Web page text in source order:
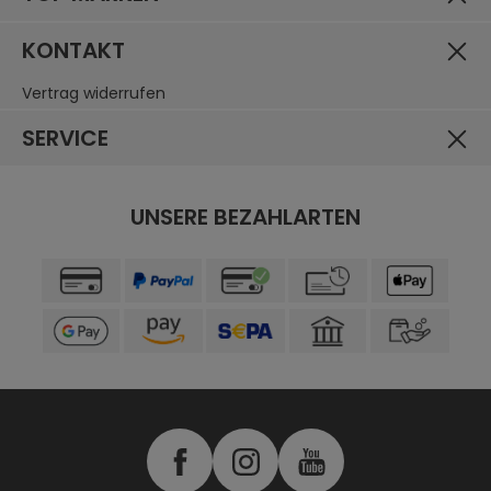
KONTAKT
Vertrag widerrufen
SERVICE
UNSERE BEZAHLARTEN